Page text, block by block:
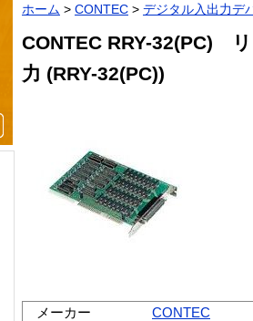
ホーム > CONTEC > デジタル入出力デ
CONTEC RRY-32(PC)
力 (RRY-32(PC))
メーカー
CONTEC